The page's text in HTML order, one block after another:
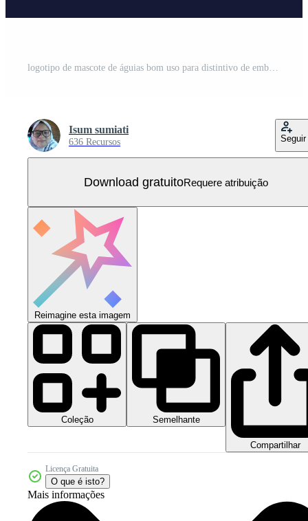
logotipo de mascote de águias bom uso para distintivo de emblema de identidade de símbolo e muito mais Vetor Grátis
Isum sumiati
636 Recursos Seguir
Download gratuitoRequere atribuição
Reimagine esta imagem
Coleção Semelhante
Compartilhar
Licença Gratuita
O que é isto?
Mais informações